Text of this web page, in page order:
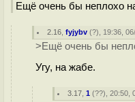
Ещё очень бы неплохо
2.16 ,fyjybv (?), 19:36,
>Ещё очень бы
Угу, на жабе.
3.17 ,1 (??), 20:50,